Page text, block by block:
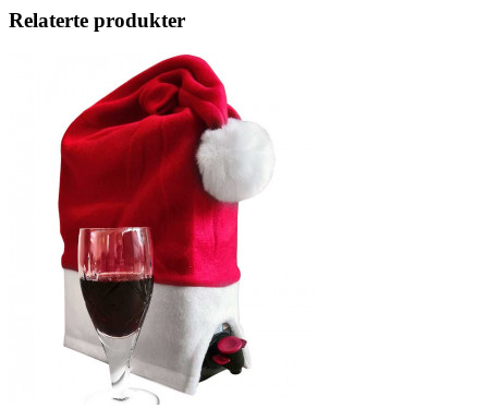
Relaterte produkter